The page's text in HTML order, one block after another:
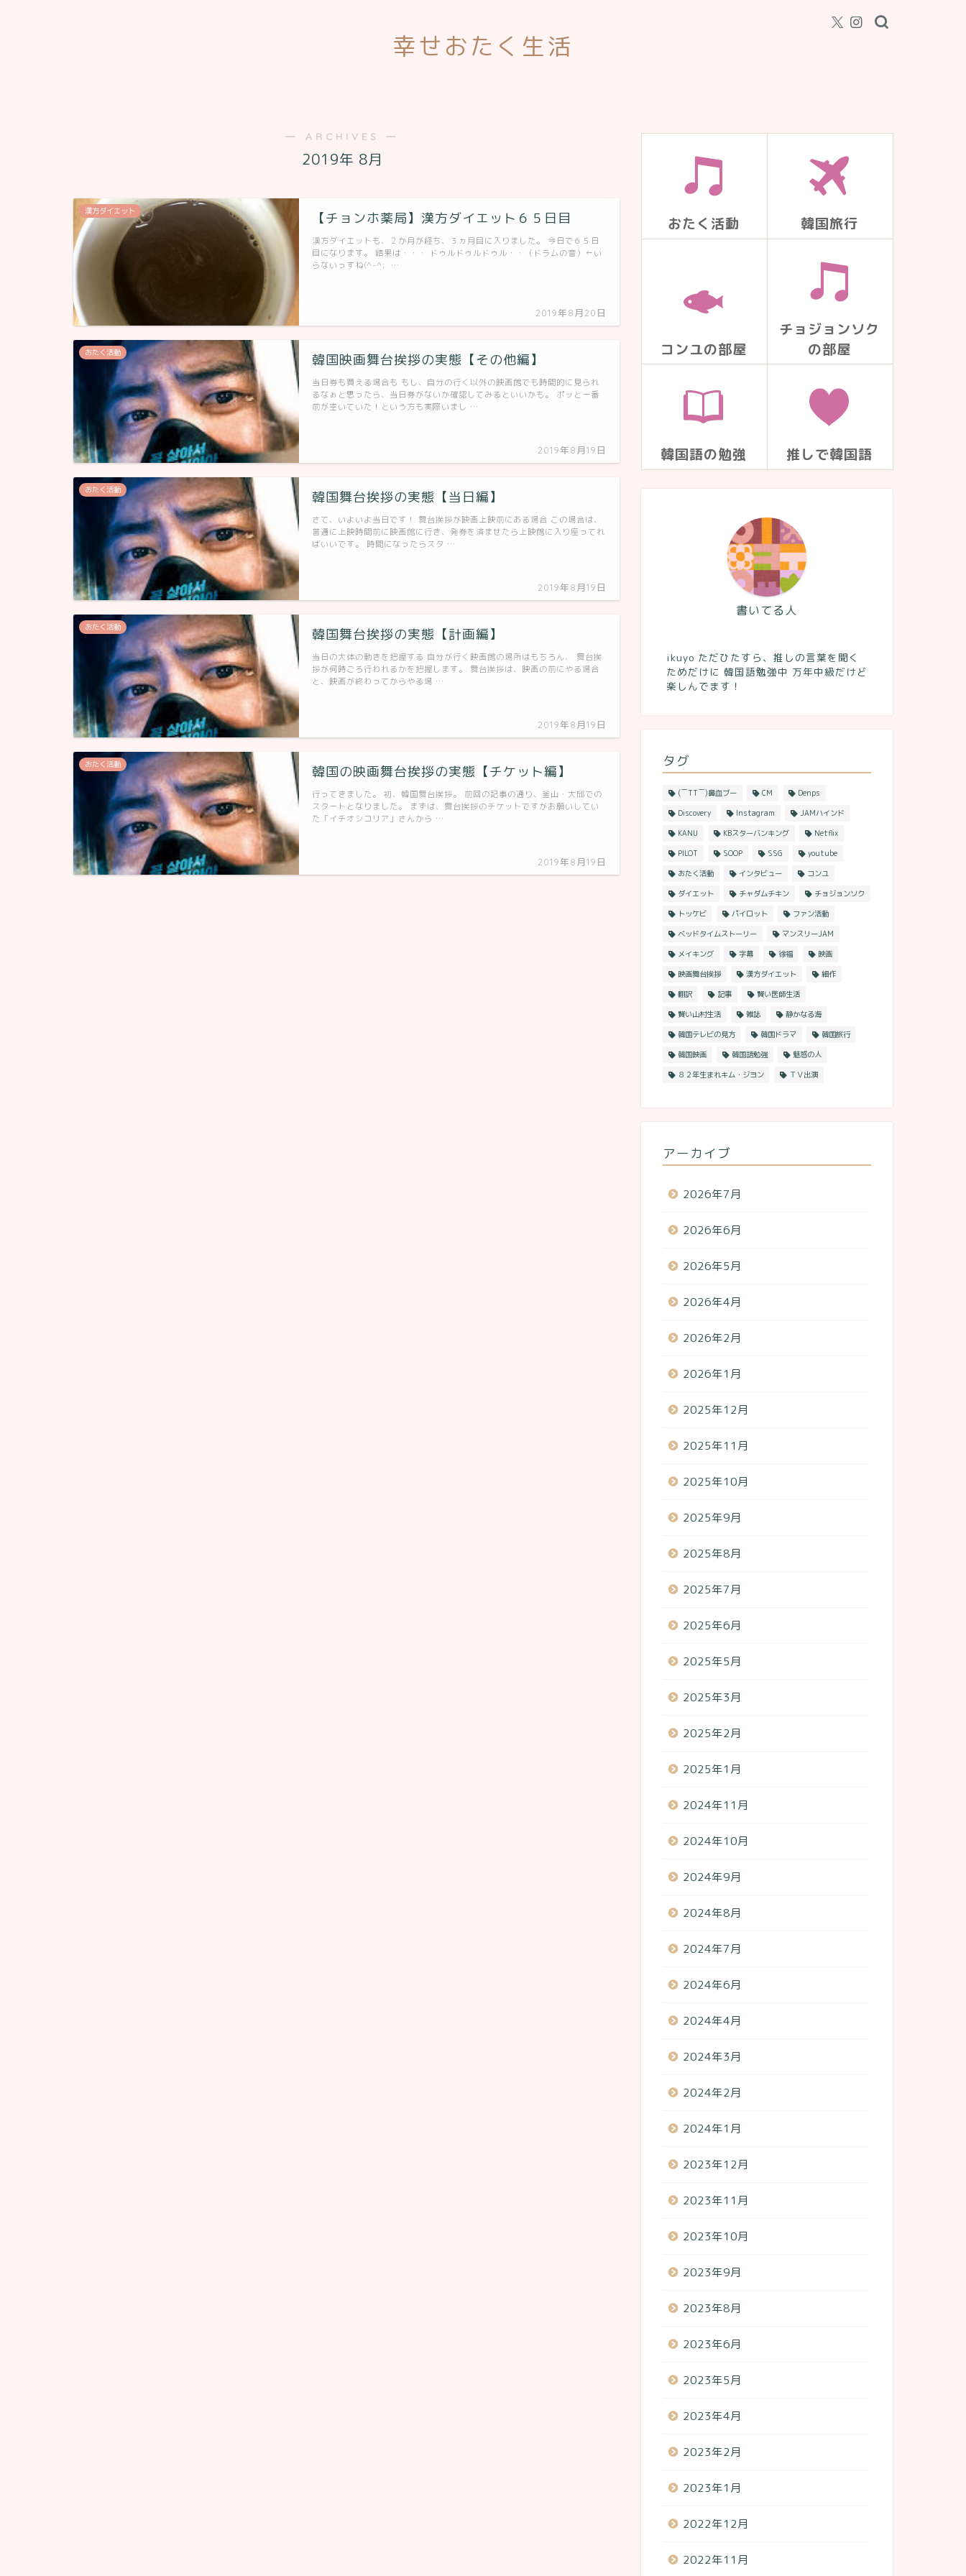
幸せおたく生活
― ARCHIVES ―
2019年 8月
漢方ダイエット 【チョンホ薬局】漢方ダイエット６５日目
2019年8月20日
漢方ダイエットも、２か月が経ち、３ヵ月目に入りました。 今日で６５日
目になります。 結果は・・・ ドゥルドゥルドゥル・・（ドラムの音）←い
らないっすね(^-^; …
おたく活動 韓国映画舞台挨拶の実態【その他編】
2019年8月19日
当日券も買える場合も もし、自分の行く以外の映画館でも時間的に見られ
るなぁと思ったら、当日券がないか確認してみるといいかも。 ポッと一番
前が空いていた！という方も実際いまし …
おたく活動 韓国舞台挨拶の実態【当日編】
2019年8月19日
さて、いよいよ当日です！ 舞台挨拶が映画上映前にある場合 この場合は、
普通に上映時間前に映画館に行き、発券を済ませたら上映館に入り座ってれ
ばいいです。 時間になったらスタ …
おたく活動 韓国舞台挨拶の実態【計画編】
2019年8月19日
当日の大体の動きを把握する 自分が行く映画館の場所はもちろん、 舞台挨
拶が何時ごろ行われるかを把握します。 舞台挨拶は、映画の前にやる場合
と、映画が終わってからやる場 …
おたく活動 韓国の映画舞台挨拶の実態【チケット編】
2019年8月19日
行ってきました。 初、韓国舞台挨拶。 前回の記事の通り、釜山・大邱での
スタートとなりました。 まずは、舞台挨拶のチケットですがお願いしてい
た「イチオシコリア」さんから …
おたく活動 韓国旅行
コンユの部屋
チョジョンソク
の部屋
韓国語の勉強 推しで韓国語
書いてる人
ikuyo ただひたすら、推しの言葉を聞く
ためだけに 韓国語勉強中 万年中級だけど
楽しんでます！
タグ
(￣TT￣)鼻血ブー CM
Denps
Discovery
Instagram
JAMハインド
KANU
KBスターバンキング
Netflix
PILOT
SOOP SSG
youtube
おたく活動
インタビュー
コンユ
ダイエット
チャダムチキン
チョジョンソク
トッケビ
パイロット
ファン活動
ベッドタイムストーリー
マンスリーJAM
メイキング
字幕 徐福
映画
映画舞台挨拶
漢方ダイエット
細作
翻訳
記事
賢い医師生活
賢い山村生活
雑誌
静かなる海
韓国テレビの見方
韓国ドラマ
韓国旅行
韓国映画
韓国語勉強
魅惑の人
８２年生まれキム・ジヨン
ＴＶ出演
アーカイブ
2026年7月
2026年6月
2026年5月
2026年4月
2026年2月
2026年1月
2025年12月
2025年11月
2025年10月
2025年9月
2025年8月
2025年7月
2025年6月
2025年5月
2025年3月
2025年2月
2025年1月
2024年11月
2024年10月
2024年9月
2024年8月
2024年7月
2024年6月
2024年4月
2024年3月
2024年2月
2024年1月
2023年12月
2023年11月
2023年10月
2023年9月
2023年8月
2023年6月
2023年5月
2023年4月
2023年2月
2023年1月
2022年12月
2022年11月